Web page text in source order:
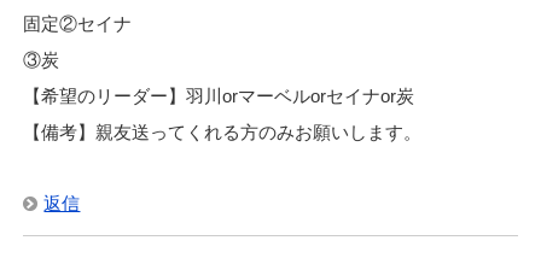
固定②セイナ
③炭
【希望のリーダー】羽川orマーベルorセイナor炭
【備考】親友送ってくれる方のみお願いします。
返信